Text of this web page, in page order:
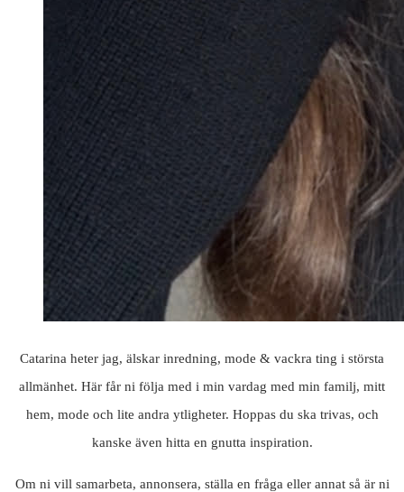
Catarina heter jag, älskar inredning, mode & vackra ting i största
allmänhet. Här får ni följa med i min vardag med min familj, mitt
hem, mode och lite andra ytligheter. Hoppas du ska trivas, och
kanske även hitta en gnutta inspiration.
Om ni vill samarbeta, annonsera, ställa en fråga eller annat så är ni